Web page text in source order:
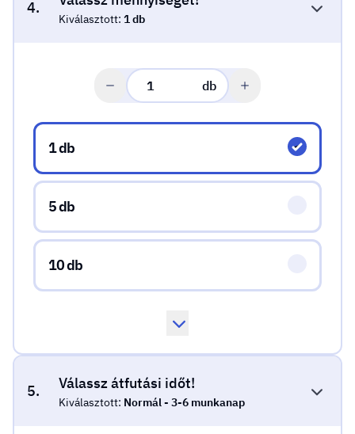
4.
Kiválasztott: 1 db
db
Válassz mennyiséget!
1 db
5 db
10 db
5. Válassz átfutási időt!
Kiválasztott: Normál - 3-6 munkanap